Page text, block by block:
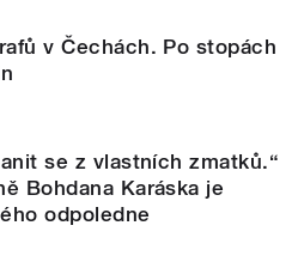
v Čechách. Po stopách
se z vlastních zmatků.“
Bohdana Karáska je
odpoledne